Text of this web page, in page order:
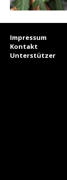
Impressum
Kontakt
Unterstützer